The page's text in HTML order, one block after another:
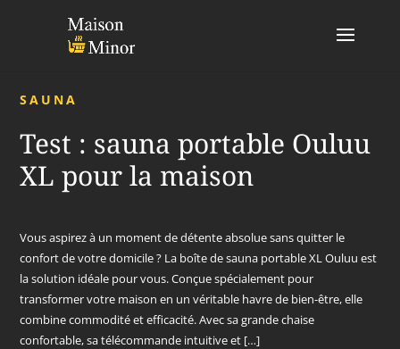
SAUNA
Test : sauna portable Ouluu
XL pour la maison
Vous aspirez à un moment de détente absolue sans quitter le
confort de votre domicile ? La boîte de sauna portable XL Ouluu est
la solution idéale pour vous. Conçue spécialement pour
transformer votre maison en un véritable havre de bien-être, elle
combine commodité et efficacité. Avec sa grande chaise
confortable, sa télécommande intuitive et […]